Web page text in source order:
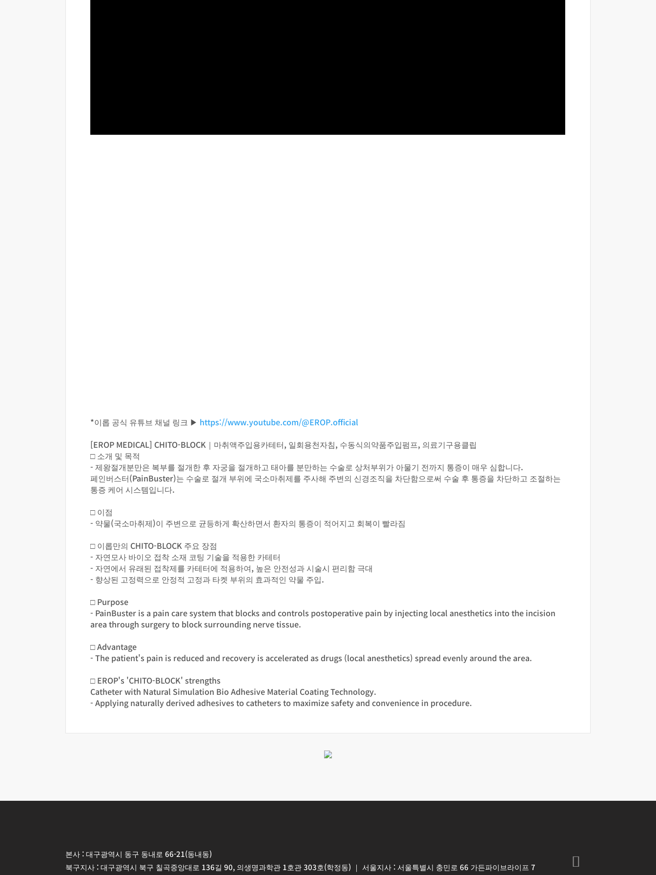
*이롭 공식 유튜브 채널 링크 ▶ https://www.youtube.com/@EROP.official
[EROP MEDICAL] CHITO-BLOCK｜마취액주입용카테터, 일회용천자침, 수동식의약품주입펌프, 의료기구용클립
□ 소개 및 목적
- 제왕절개분만은 복부를 절개한 후 자궁을 절개하고 태아를 분만하는 수술로 상처부위가 아물기 전까지 통증이 매우 심합니다.
페인버스터(PainBuster)는 수술로 절개 부위에 국소마취제를 주사해 주변의 신경조직을 차단함으로써 수술 후 통증을 차단하고 조절하는
통증 케어 시스템입니다.
□ 이점
- 약물(국소마취제)이 주변으로 균등하게 확산하면서 환자의 통증이 적어지고 회복이 빨라짐
□ 이롭만의 CHITO-BLOCK 주요 장점
- 자연모사 바이오 접착 소재 코팅 기술을 적용한 카테터
- 자연에서 유래된 접착제를 카테터에 적용하여, 높은 안전성과 시술시 편리함 극대
- 향상된 고정력으로 안정적 고정과 타켓 부위의 효과적인 약물 주입.
□ Purpose
- PainBuster is a pain care system that blocks and controls postoperative pain by injecting local anesthetics into the incision
area through surgery to block surrounding nerve tissue.
□ Advantage
- The patient's pain is reduced and recovery is accelerated as drugs (local anesthetics) spread evenly around the area.
□ EROP's 'CHITO-BLOCK' strengths
Catheter with Natural Simulation Bio Adhesive Material Coating Technology.
- Applying naturally derived adhesives to catheters to maximize safety and convenience in procedure.
본사 : 대구광역시 동구 동내로 66-21(동내동)
북구지사 : 대구광역시 북구 칠곡중앙대로 136길 90, 의생명과학관 1호관 303호(학정동) ｜ 서울지사 : 서울특별시 충민로 66 가든파이브라이프 7